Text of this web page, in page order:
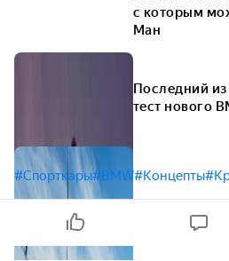
с которым
Ман
Последний
тест нового
#Спорткары#BMW#Концепты